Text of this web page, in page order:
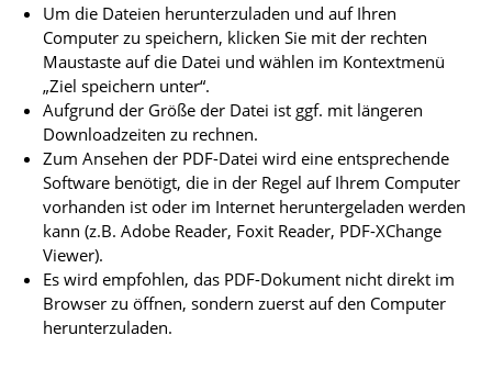
Um die Dateien herunterzuladen und auf Ihren
Computer zu speichern, klicken Sie mit der rechten
Maustaste auf die Datei und wählen im Kontextmenü
„Ziel speichern unter“.
Aufgrund der Größe der Datei ist ggf. mit längeren
Downloadzeiten zu rechnen.
Zum Ansehen der PDF-Datei wird eine entsprechende
Software benötigt, die in der Regel auf Ihrem Computer
vorhanden ist oder im Internet heruntergeladen werden
kann (z.B. Adobe Reader, Foxit Reader, PDF-XChange
Viewer).
Es wird empfohlen, das PDF-Dokument nicht direkt im
Browser zu öffnen, sondern zuerst auf den Computer
herunterzuladen.